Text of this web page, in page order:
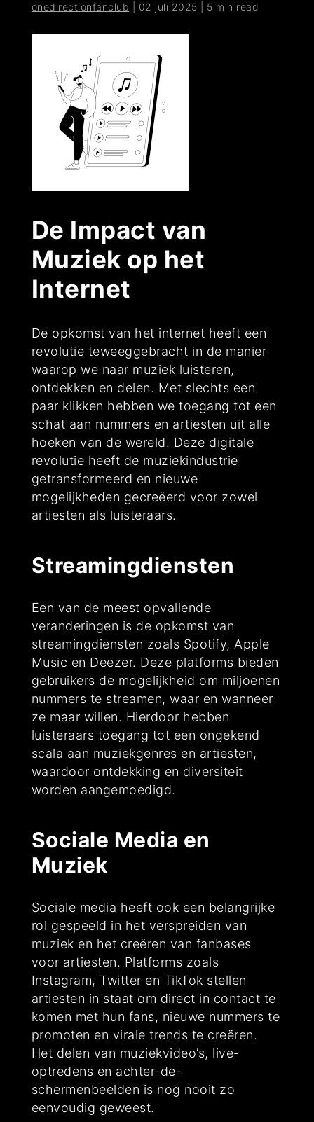
onedirectionfanclub 02 juli 2025 5 min read
De Impact van
Muziek op het
Internet
De opkomst van het internet heeft een
revolutie teweeggebracht in de manier
waarop we naar muziek luisteren,
ontdekken en delen. Met slechts een
paar klikken hebben we toegang tot een
schat aan nummers en artiesten uit alle
hoeken van de wereld. Deze digitale
revolutie heeft de muziekindustrie
getransformeerd en nieuwe
mogelijkheden gecreëerd voor zowel
artiesten als luisteraars.
Streamingdiensten
Een van de meest opvallende
veranderingen is de opkomst van
streamingdiensten zoals Spotify, Apple
Music en Deezer. Deze platforms bieden
gebruikers de mogelijkheid om miljoenen
nummers te streamen, waar en wanneer
ze maar willen. Hierdoor hebben
luisteraars toegang tot een ongekend
scala aan muziekgenres en artiesten,
waardoor ontdekking en diversiteit
worden aangemoedigd.
Sociale Media en
Muziek
Sociale media heeft ook een belangrijke
rol gespeeld in het verspreiden van
muziek en het creëren van fanbases
voor artiesten. Platforms zoals
Instagram, Twitter en TikTok stellen
artiesten in staat om direct in contact te
komen met hun fans, nieuwe nummers te
promoten en virale trends te creëren.
Het delen van muziekvideo’s, live-
optredens en achter-de-
schermenbeelden is nog nooit zo
eenvoudig geweest.